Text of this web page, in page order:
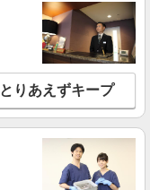
とりあえずキープ